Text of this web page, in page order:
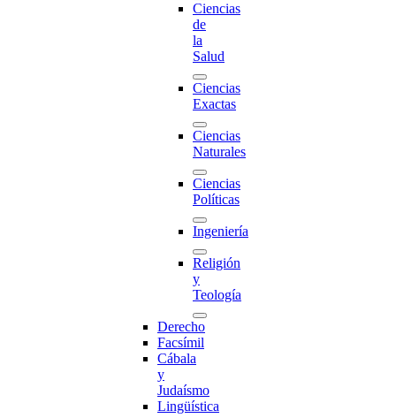
Ciencias
de
la
Salud
Ciencias
Exactas
Ciencias
Naturales
Ciencias
Políticas
Ingeniería
Religión
y
Teología
Derecho
Facsímil
Cábala
y
Judaísmo
Lingüística